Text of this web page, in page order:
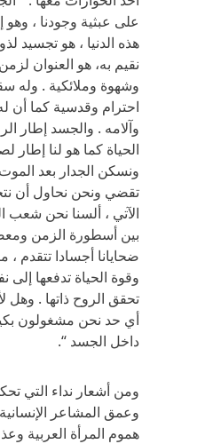
على عبثية وجودنا ، وهو
هذه الدنيا ، هو تجسيد
نقيم به، هو العنوان
وشهوة وملائكية . وله
احترام وقدسية كما أن
وآلامه . والجسد إطار
الحياة كما هو لنا إطار
ونسكن الجدار بعد
تقضي ونحن نحاول أن
الآتي ، ألسنا نحن شعب
بين أسطورة الزمن
ضحايانا أجسادا تتقدم
وقوة الحياة تدفعها إلى
تحقق الروح ذاتها . وهل
أي حد نحن مشغولون
داخل الجسد “.
ومن أشعار نداء التي
وعمق المشاعر
هموم المرأة العربية